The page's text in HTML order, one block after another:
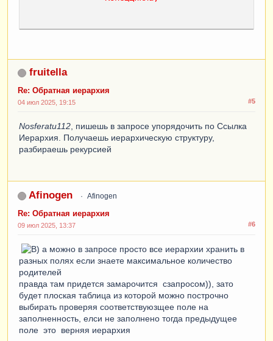
fruitella
Re: Обратная иерархия
#5
04 июл 2025, 19:15
Nosferatu112, пишешь в запросе упорядочить по Ссылка
Иерархия. Получаешь иерархическую структуру,
разбираешь рекурсией
Afinogen Afinogen
Re: Обратная иерархия
#6
09 июл 2025, 13:37
а можно в запросе просто все иерархии хранить в
разных полях если знаете максимальное количество
родителей
правда там придется замарочится сзапросом)), зато
будет плоская таблица из которой можно построчно
выбирать проверяя соответствуюзщее поле на
заполненность, елси не заполнено тогда предыдущее
поле это верняя иерархия